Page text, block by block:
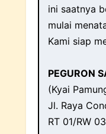
ini saatnya
mulai
Kami siap
PEGURON
(Kyai
Jl. Raya
RT 01/RW